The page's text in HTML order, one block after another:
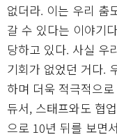
없더라. 이는 우리 춤
갈 수 있다는 이야기
당하고 있다. 사실 우
기회가 없었던 거다.
하며 더욱 적극적으
듀서, 스태프와도 협
으로 10년 뒤를 보면